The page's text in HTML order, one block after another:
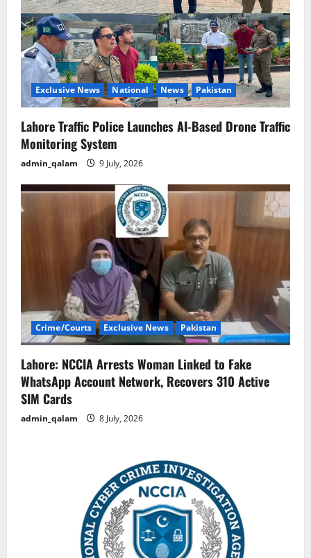
Exclusive News National News Pakistan
Lahore Traffic Police Launches AI-Based Drone Traffic
Monitoring System
admin_qalam 9 July, 2026
Crime/Courts Exclusive News Pakistan
Lahore: NCCIA Arrests Woman Linked to Fake
WhatsApp Account Network, Recovers 310 Active
SIM Cards
admin_qalam 8 July, 2026